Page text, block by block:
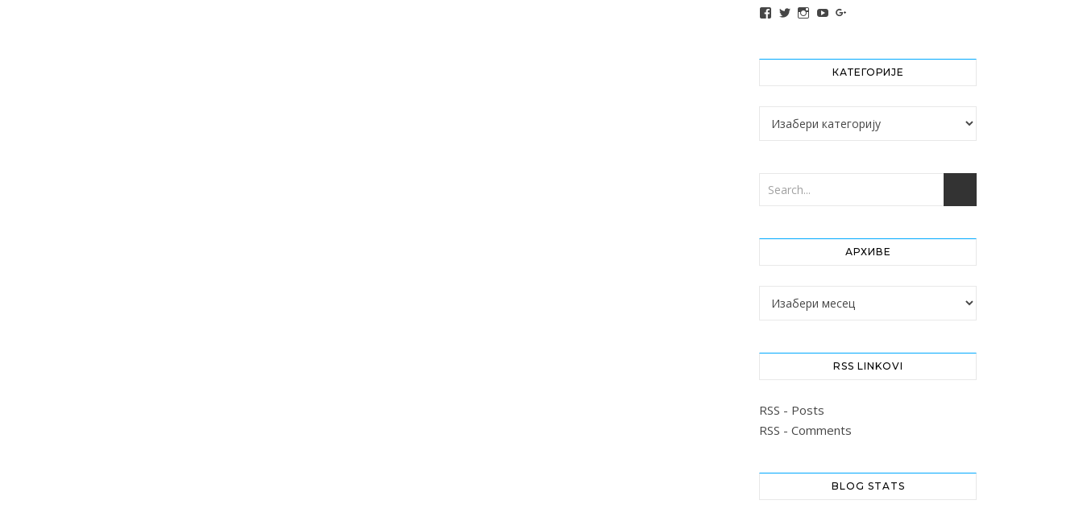
View altochef’s profile on Facebook
View jovancica73’s profile on Twitter
View jovancica73’s profile on Instagram
View jovancica73’s profile on YouTube
КАТЕГОРИЈЕ
Категорије
АРХИВЕ
Архиве
RSS LINKOVI
RSS - Posts
RSS - Comments
BLOG STATS